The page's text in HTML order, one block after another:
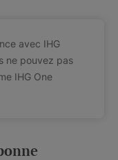
avec IHG
ne pouvez pas
IHG One